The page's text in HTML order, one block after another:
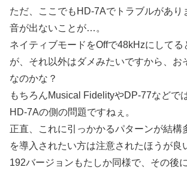
ただ、ここでもHD-7Aでトラブルがあり
音が出ないことが…。
ネイティブモードをOffで48kHzにしてる
が、それ以外はダメみたいですから、お
なのかな？
もちろんMusical FidelityやDP-77などで
HD-7Aの側の問題ですねぇ。
正直、これに引っかかるパターンが結構
を導入されたい方は注意されたほうが良
192バージョンもたしか同様で、その後